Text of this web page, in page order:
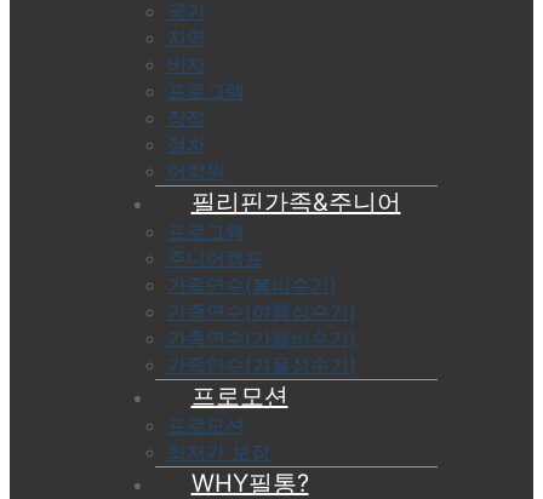
국가
지역
비자
프로그램
장점
절차
어학원
필리핀가족&주니어
프로그램
주니어캠프
가족연수(봄비수기)
가족연수(여름성수기)
가족연수(가을비수기)
가족연수(겨울성수기)
프로모션
프로모션
최저가 보장
WHY필통?